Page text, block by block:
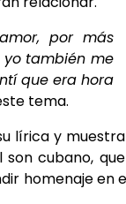
por más
yo también me
que era hora
tema.
lírica y
son cubano,
homenaje en